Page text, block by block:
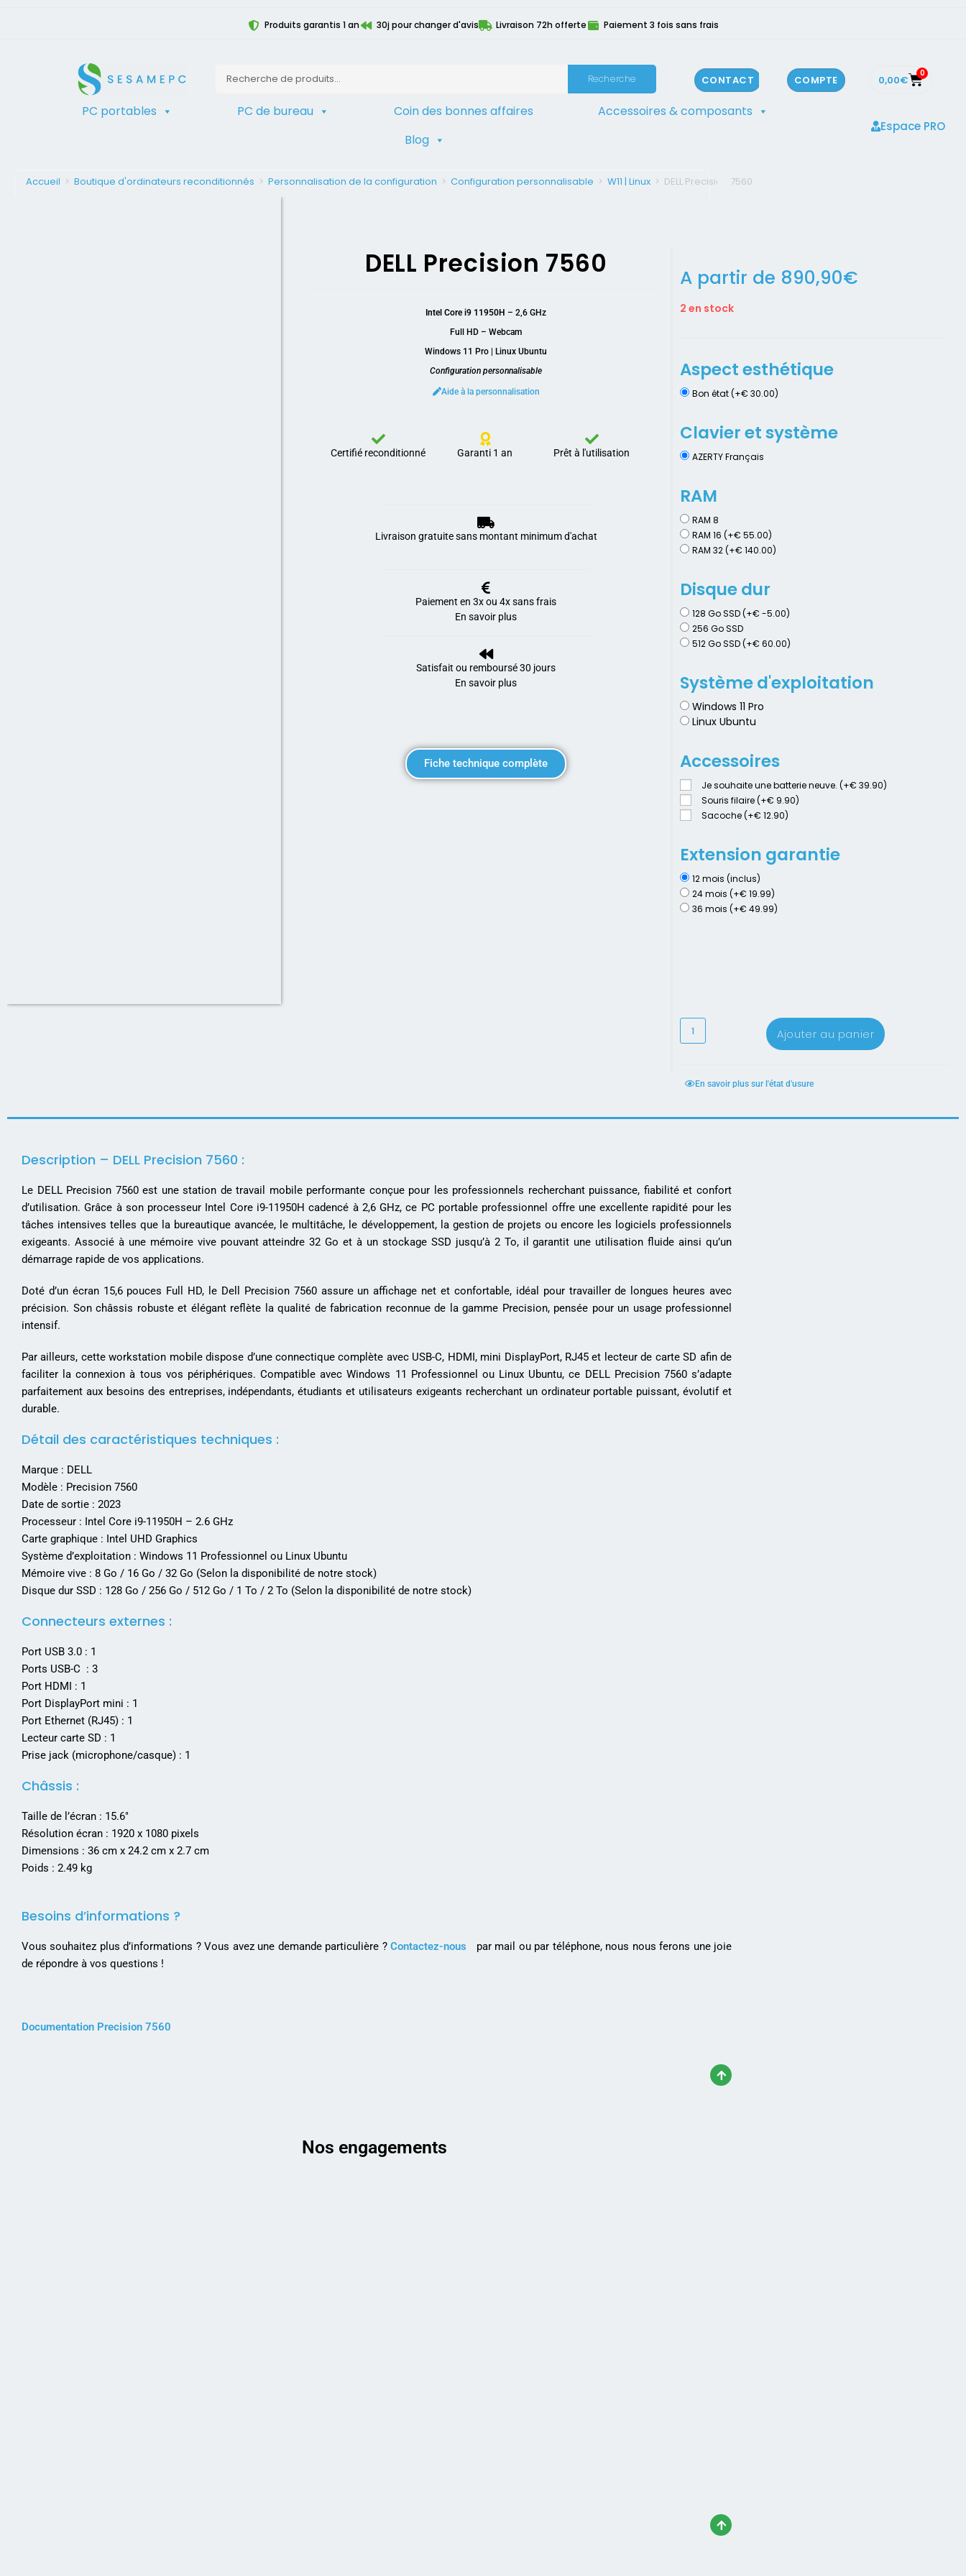
Produits garantis 1 an 30j pour changer d'avis Livraison 72h offerte Paiement 3 fois sans frais
Recherche CONTACT COMPTE 0,00€ 0
PC portables PC de bureau Coin des bonnes affaires
Accessoires & composants
Blog
Espace PRO
Accueil > Boutique d'ordinateurs reconditionnés > Personnalisation de la configuration > Configuration personnalisable > W11 | Linux > DELL Precision 7560
DELL Precision 7560
Intel Core i9 11950H – 2,6 GHz
Full HD – Webcam
Windows 11 Pro | Linux Ubuntu
Configuration personnalisable
Aide à la personnalisation
Certifié reconditionné Garanti 1 an Prêt à l'utilisation
Livraison gratuite sans montant minimum d'achat
Paiement en 3x ou 4x sans frais
En savoir plus
Satisfait ou remboursé 30 jours
En savoir plus
Fiche technique complète
A partir de 890,90€
2 en stock
Aspect esthétique
Bon état (+€ 30.00)
Clavier et système
AZERTY Français
RAM
RAM 8
RAM 16 (+€ 55.00)
RAM 32 (+€ 140.00)
Disque dur
128 Go SSD (+€ -5.00)
256 Go SSD
512 Go SSD (+€ 60.00)
Système d'exploitation
Windows 11 Pro
Linux Ubuntu
Accessoires
Je souhaite une batterie neuve. (+€ 39.90)
Souris filaire (+€ 9.90)
Sacoche (+€ 12.90)
Extension garantie
12 mois (inclus)
24 mois (+€ 19.99)
36 mois (+€ 49.99)
Ajouter au panier
En savoir plus sur l'état d'usure
Description – DELL Precision 7560 :
Le DELL Precision 7560 est une station de travail mobile performante conçue pour les professionnels recherchant puissance, fiabilité et confort
d’utilisation. Grâce à son processeur Intel Core i9-11950H cadencé à 2,6 GHz, ce PC portable professionnel offre une excellente rapidité pour les
tâches intensives telles que la bureautique avancée, le multitâche, le développement, la gestion de projets ou encore les logiciels professionnels
exigeants. Associé à une mémoire vive pouvant atteindre 32 Go et à un stockage SSD jusqu’à 2 To, il garantit une utilisation fluide ainsi qu’un
démarrage rapide de vos applications.
Doté d’un écran 15,6 pouces Full HD, le Dell Precision 7560 assure un affichage net et confortable, idéal pour travailler de longues heures avec
précision. Son châssis robuste et élégant reflète la qualité de fabrication reconnue de la gamme Precision, pensée pour un usage professionnel
intensif.
Par ailleurs, cette workstation mobile dispose d’une connectique complète avec USB-C, HDMI, mini DisplayPort, RJ45 et lecteur de carte SD afin de
faciliter la connexion à tous vos périphériques. Compatible avec Windows 11 Professionnel ou Linux Ubuntu, ce DELL Precision 7560 s’adapte
parfaitement aux besoins des entreprises, indépendants, étudiants et utilisateurs exigeants recherchant un ordinateur portable puissant, évolutif et
durable.
Détail des caractéristiques techniques :
Marque : DELL
Modèle : Precision 7560
Date de sortie : 2023
Processeur : Intel Core i9-11950H – 2.6 GHz
Carte graphique : Intel UHD Graphics
Système d’exploitation : Windows 11 Professionnel ou Linux Ubuntu
Mémoire vive : 8 Go / 16 Go / 32 Go (Selon la disponibilité de notre stock)
Disque dur SSD : 128 Go / 256 Go / 512 Go / 1 To / 2 To (Selon la disponibilité de notre stock)
Connecteurs externes :
Port USB 3.0 : 1
Ports USB-C : 3
Port HDMI : 1
Port DisplayPort mini : 1
Port Ethernet (RJ45) : 1
Lecteur carte SD : 1
Prise jack (microphone/casque) : 1
Châssis :
Taille de l’écran : 15.6″
Résolution écran : 1920 x 1080 pixels
Dimensions : 36 cm x 24.2 cm x 2.7 cm
Poids : 2.49 kg
Besoins d’informations ?
Vous souhaitez plus d’informations ? Vous avez une demande particulière ?Contactez-nous
par mail ou par téléphone, nous nous ferons une joie
de répondre à vos questions !
Documentation Precision 7560
Nos engagements